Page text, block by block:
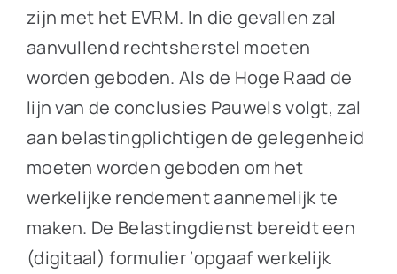
zijn met het EVRM. In die gevallen zal
aanvullend rechtsherstel moeten
worden geboden. Als de Hoge Raad de
lijn van de conclusies Pauwels volgt, zal
aan belastingplichtigen de gelegenheid
moeten worden geboden om het
werkelijke rendement aannemelijk te
maken. De Belastingdienst bereidt een
(digitaal) formulier ‘opgaaf werkelijk